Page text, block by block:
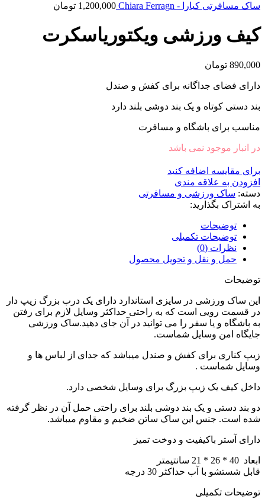
ساک مسافرتی کیارا - Chiara Ferragn 1,200,000 تومان
کیف ورزشی ویکتوریاسکرت
890,000 تومان
دارای فضای جداگانه برای کفش و صندل
بند دستی کوتاه و یک بند دوشی بلند دارد
مناسب برای باشگاه و مسافرت
در انبار موجود نمی باشد
برای مقایسه اضافه کنید
افزودن به علاقه مندی
دسته: ساک ورزشی و مسافرتی
به اشتراک بگذارید:
توضیحات
توضیحات تکمیلی
نظرات (0)
حمل و نقل و تحویل محصول
توضیحات
این ساک ورزشی در سایزی استاندارد دارای یک درب بزرگ زیپ دار
در قسمت رویی است که به راحتی حداکثر وسایل لازم برای رفتن
به باشگاه و یا سفر را می توانید در آن جای دهید.ساک ورزشی
جایگاه امن وسایل شماست.
زیپ کناری برای کفش و صندل میباشد که جدای از لباس ها و
وسایل شماست .
داخل کیف یک زیپ بزرگ برای وسایل شخصی دارد.
دو بند دستی و یک بند دوشی بلند برای راحتی حمل آن در نظر گرفته
شده است. جنس این ساک ساتن ضخیم و مقاوم میباشد.
دارای آستر باکیفیت و دوخت تمیز
ابعاد 40 * 26 * 21 سانتیمتر
قابل شستشو با آب حداکثر 30 درجه
توضیحات تکمیلی